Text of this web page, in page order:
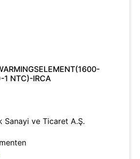
1 NTC)-IRCA
Sanayi ve Ticaret A.Ş.